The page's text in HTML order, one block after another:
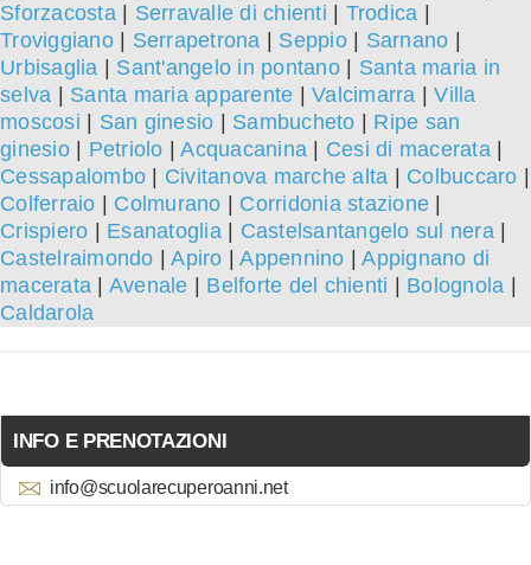
Sforzacosta| Serravalle di chienti Trodica
Troviggiano| Serrapetrona Seppio| Sarnano
Urbisaglia
Sant'angelo in pontano| Santa maria in
selva
Santa maria apparente Valcimarra |Villa
moscosi
San ginesio Sambucheto
Ripe san
ginesio| Petriolo |Acquacanina Cesi di macerata|
Cessapalombo
Civitanova marche alta Colbuccaro
Colferraio
Colmurano Corridonia stazione
Crispiero
Esanatoglia| Castelsantangelo sul nera|
Castelraimondo |Apiro |Appennino |Appignano di
macerata
Avenale Belforte del chienti Bolognola
Caldarola
INFO E PRENOTAZIONI
info@scuolarecuperoanni.net